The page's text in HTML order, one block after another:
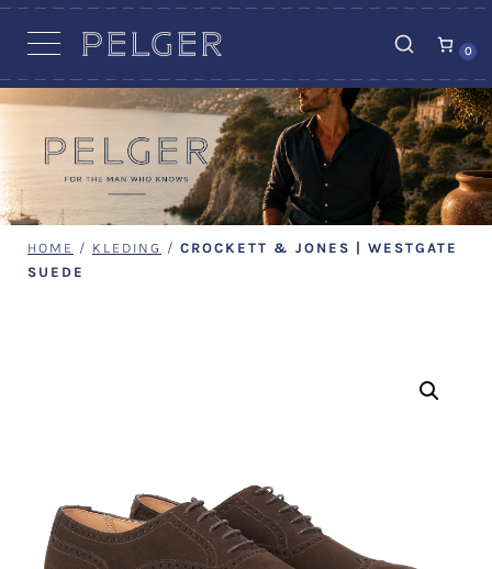
0
HOME / KLEDING / CROCKETT & JONES | WESTGATE
SUEDE